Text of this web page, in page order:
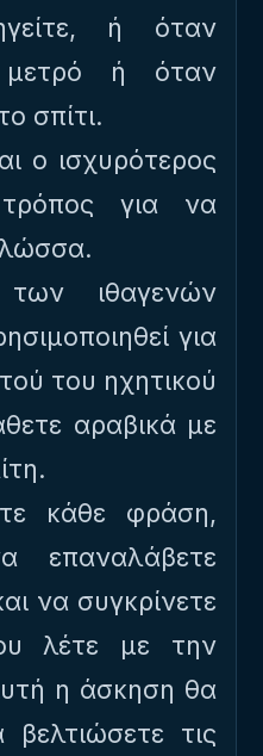
ή όταν
μετρό ή όταν
σπίτι.
ο ισχυρότερος
για να
ιθαγενών
για
του ηχητικού
αραβικά με
κάθε φράση,
επαναλάβετε
να συγκρίνετε
λέτε με την
η άσκηση θα
τις